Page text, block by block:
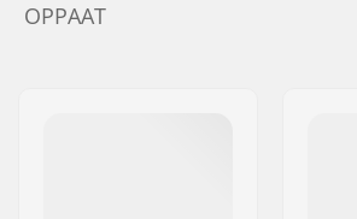
OPPAAT